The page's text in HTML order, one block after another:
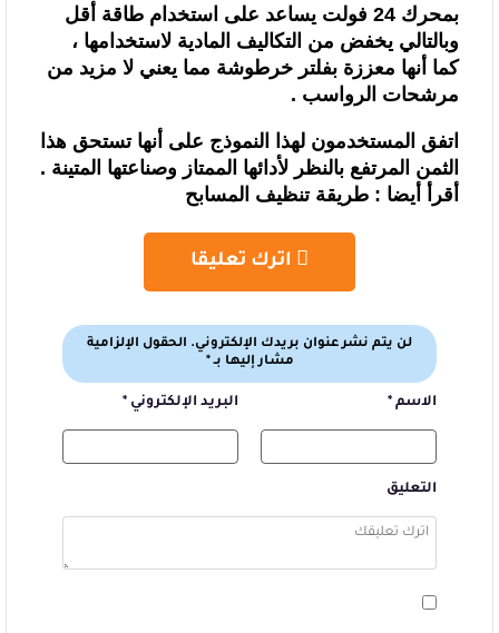
بمحرك 24 فولت يساعد على
استخدام طاقة أقل
وبالتالي يخفض من التكاليف المادية لاستخدامها ،
كما أنها معززة بفلتر خرطوشة مما يعني لا مزيد من
مرشحات الرواسب .
اتفق المستخدمون لهذا النموذج على أنها تستحق هذا
الثمن المرتفع بالنظر لأدائها الممتاز وصناعتها المتينة .
أقرأ أيضا : طريقة تنظيف المسابح
اترك تعليقا
لن يتم نشر عنوان بريدك الإلكتروني. الحقول الإلزامية
مشار إليها بـ*
التعليق
الاسم * البريد الإلكتروني *